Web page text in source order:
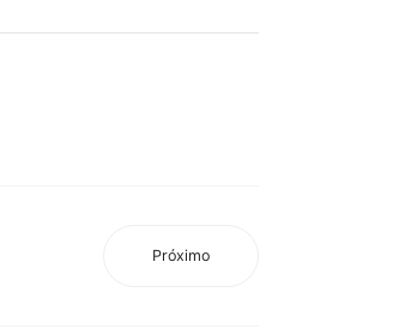
Próximo